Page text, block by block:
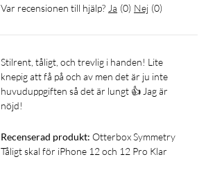
Var recensionen till hjälp? Ja (0) Nej (0)
Stilrent, tåligt, och trevlig i handen! Lite
knepig att få på och av men det är ju inte
huvuduppgiften så det är lungt 👍 Jag är
nöjd!
Recenserad produkt: Otterbox Symmetry
Tåligt skal för iPhone 12 och 12 Pro Klar